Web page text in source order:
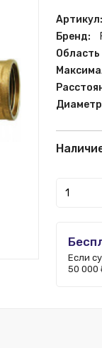
Артикул:
Бренд:
Если
50 000